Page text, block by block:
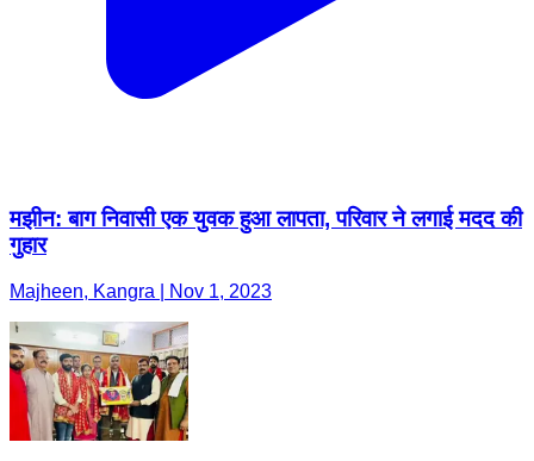
मझीन: बाग निवासी एक युवक हुआ लापता, परिवार ने लगाई मदद की
गुहार
Majheen, Kangra | Nov 1, 2023